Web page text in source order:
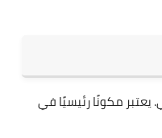
يعتبر مكونًا رئيسيًا في